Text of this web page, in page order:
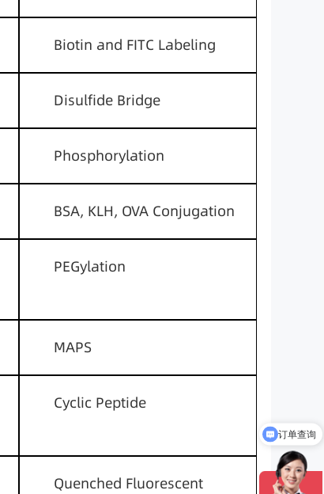
Biotin and FITC Labeling
Disulfide Bridge
Phosphorylation
BSA, KLH, OVA Conjugation
PEGylation
MAPS
Cyclic Peptide
Quenched Fluorescent
售后服务